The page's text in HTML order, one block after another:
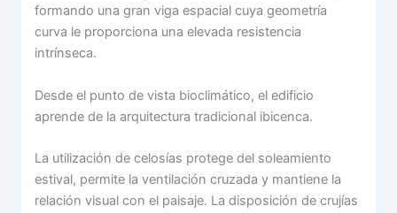
formando una gran viga espacial cuya geometría
curva le proporciona una elevada resistencia
intrínseca.
Desde el punto de vista bioclimático, el edificio
aprende de la arquitectura tradicional ibicenca.
La utilización de celosías protege del soleamiento
estival, permite la ventilación cruzada y mantiene la
relación visual con el paisaje. La disposición de crujías